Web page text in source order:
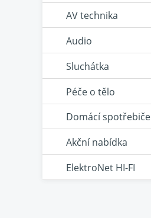
AV technika
Audio
Sluchátka
Péče o tělo
Domácí spotřebiče
Akční nabídka
ElektroNet HI-FI